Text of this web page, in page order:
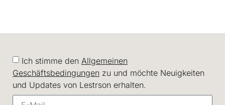
Ich stimme den Allgemeinen
Geschäftsbedingungen zu und möchte Neuigkeiten
und Updates von Lestrson erhalten.